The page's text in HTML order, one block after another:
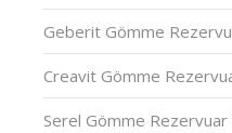
Geberit Gömme
Creavit Gömme
Serel Gömme Rezervuar